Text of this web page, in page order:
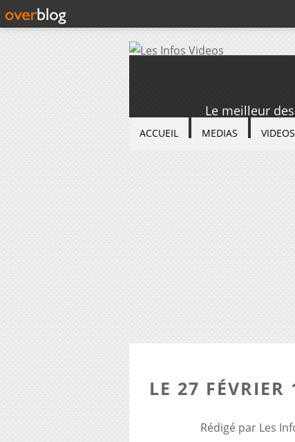
Le meilleur
ACCUEIL MEDIAS VIDEOS
LE 27
Rédigé par Les